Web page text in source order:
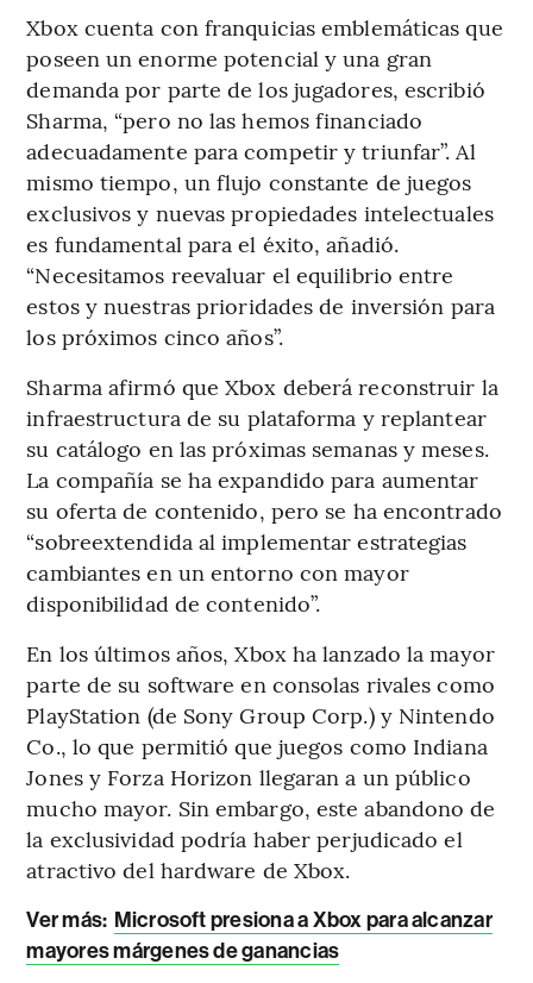
Xbox cuenta con franquicias emblemáticas que
poseen un enorme potencial y una gran
demanda por parte de los jugadores, escribió
Sharma, “pero no las hemos financiado
adecuadamente para competir y triunfar”. Al
mismo tiempo, un flujo constante de juegos
exclusivos y nuevas propiedades intelectuales
es fundamental para el éxito, añadió.
“Necesitamos reevaluar el equilibrio entre
estos y nuestras prioridades de inversión para
los próximos cinco años”.
Sharma afirmó que Xbox deberá reconstruir la
infraestructura de su plataforma y replantear
su catálogo en las próximas semanas y meses.
La compañía se ha expandido para aumentar
su oferta de contenido, pero se ha encontrado
“sobreextendida al implementar estrategias
cambiantes en un entorno con mayor
disponibilidad de contenido”.
En los últimos años, Xbox ha lanzado la mayor
parte de su software en consolas rivales como
PlayStation (de Sony Group Corp.) y Nintendo
Co., lo que permitió que juegos como Indiana
Jones y Forza Horizon llegaran a un público
mucho mayor. Sin embargo, este abandono de
la exclusividad podría haber perjudicado el
atractivo del hardware de Xbox.
Ver más: Microsoft presiona a Xbox para alcanzar
mayores márgenes de ganancias